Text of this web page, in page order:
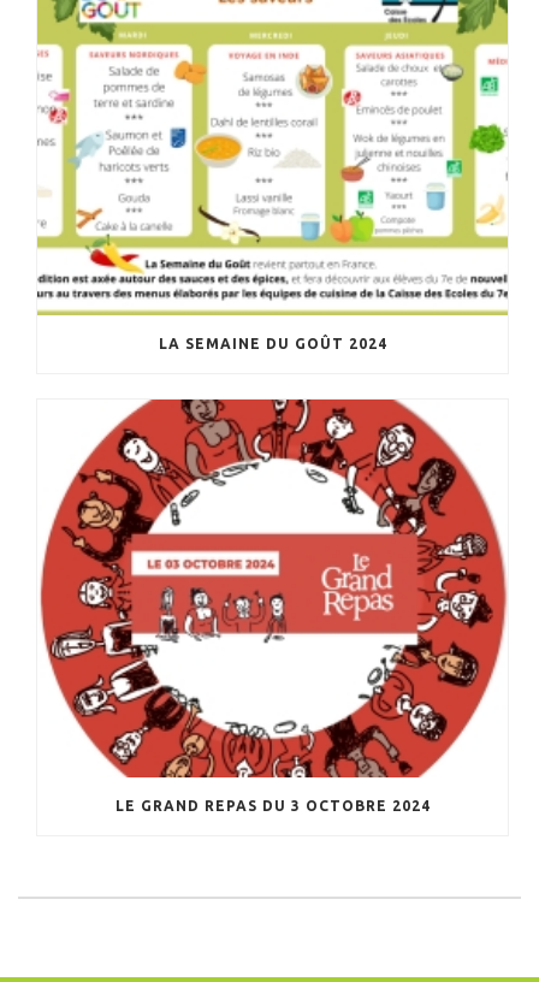
LA SEMAINE DU GOÛT 2024
LE GRAND REPAS DU 3 OCTOBRE 2024